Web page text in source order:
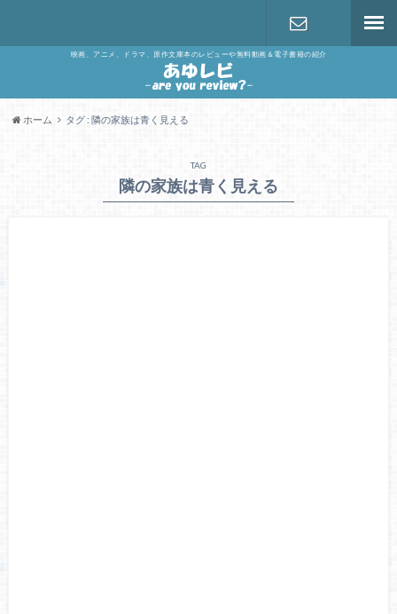
映画、アニメ、ドラマ、原作文庫本のレビューや無料動画＆電子書籍の紹介
ホーム タグ : 隣の家族は青く見える
TAG
隣の家族は青く見える